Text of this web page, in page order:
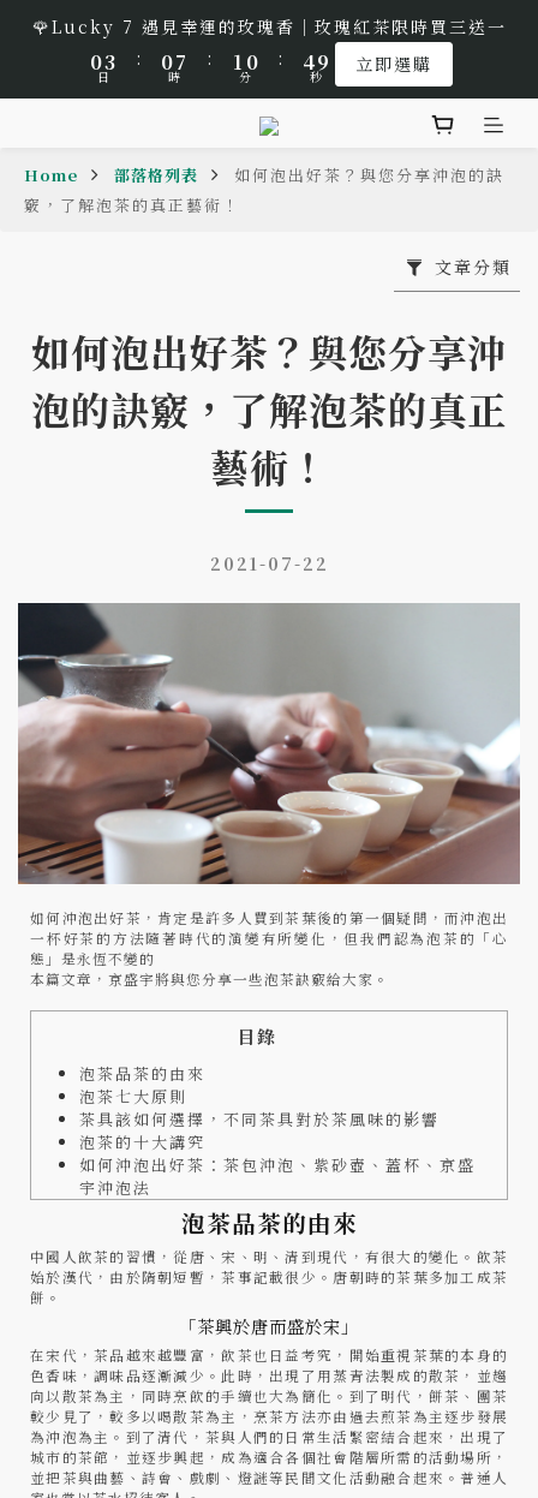
🌹Lucky 7 遇見幸運的玫瑰香｜玫瑰紅茶限時買三送一
1
0
4
3
2
日
:
1
0
8
7
6
3
2
時
:
2
1
0
1
0
分
:
5
4
3
0
9
8
7
4
秒
立即選購
🌹Lucky 7 遇見幸運的玫瑰香｜玫瑰紅茶限時買三送一
1
0
4
3
2
日
:
1
0
8
7
6
3
2
時
:
2
1
0
1
0
分
:
5
4
3
0
9
8
7
4
秒
立即選購
9
8
6
5
0
9
8
3
2
1
日
:
9
8
6
5
07
5
時
:
9
7
1
9
8
6
0
分
:
4
3
2
1
0
8
7
6
1
0
秒
立即選購
Home 部落格列表
如何泡出好茶？與您分享沖泡的訣
竅，了解泡茶的真正藝術！
文章分類
如何泡出好茶？與您分享沖
泡的訣竅，了解泡茶的真正
藝術！
2021-07-22
如何沖泡出好茶，肯定是許多人買到茶葉後的第一個疑問，而沖泡出
一杯好茶的方法隨著時代的演變有所變化，但我們認為泡茶的「心
態」是永恆不變的
本篇文章，京盛宇將與您分享一些泡茶訣竅給大家。
目錄
泡茶品茶的由來
泡茶七大原則
茶具該如何選擇，不同茶具對於茶風味的影響
泡茶的十大講究
如何沖泡出好茶：茶包沖泡、紫砂壺、蓋杯、京盛
宇沖泡法
泡茶品茶的由來
中國人飲茶的習慣，從唐、宋、明、清到現代，有很大的變化。飲茶
始於漢代，由於隋朝短暫，茶事記載很少。唐朝時的茶葉多加工成茶
餅。
「茶興於唐而盛於宋」
在宋代，茶品越來越豐富，飲茶也日益考究，開始重視茶葉的本身的
色香味，調味品逐漸減少。此時，出現了用蒸青法製成的散茶，並趨
向以散茶為主，同時烹飲的手續也大為簡化。到了明代，餅茶、團茶
較少見了，較多以喝散茶為主，烹茶方法亦由過去煎茶為主逐步發展
為沖泡為主。到了清代，茶與人們的日常生活緊密結合起來，出現了
城市的茶館，並逐步興起，成為適合各個社會階層所需的活動場所，
並把茶與曲藝、詩會、戲劇、燈謎等民間文化活動融合起來。普通人